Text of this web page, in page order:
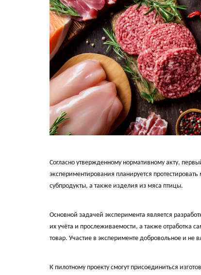
Согласно утвержденному нормативному акту,
экспериментирования планируется
субпродукты, а также изделия из мяса птицы.
Основной задачей эксперимента является
их учёта и прослеживаемости, а также отработка
товар. Участие в эксперименте добровольное и не
К пилотному проекту смогут присоединиться